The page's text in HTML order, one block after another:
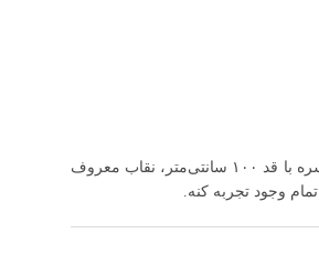
دقیقاً همون چیزیه که دنبالش بودید! این لباس کامل و جذاب شامل یک لباس یکسره با قد ۱۰۰ سانتی‌متر، نقاب معروف
وجود تجربه کنه.